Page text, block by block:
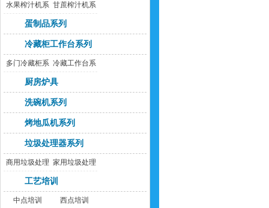
水果榨汁机系
列
甘蔗榨汁机系
蛋制品系列
冷藏柜工作台系列
多门冷藏柜系
列
冷藏工作台系
厨房炉具
洗碗机系列
烤地瓜机系列
垃圾处理器系列
商用垃圾处理
器
家用垃圾处理
工艺培训
中点培训 西点培训